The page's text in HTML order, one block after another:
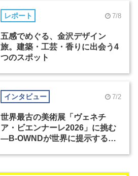
レポート 7/8
五感でめぐる、金沢デザイン
旅。建築・工芸・香りに出会う4
つのスポット
インタビュー 7/2
世界最古の美術展「ヴェネチ
ア・ビエンナーレ2026」に挑む
―B-OWNDが世界に提示する美